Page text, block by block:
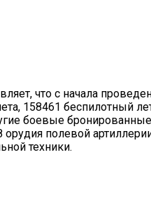
что с начала
158461 беспилотный
боевые
орудия полевой
техники.